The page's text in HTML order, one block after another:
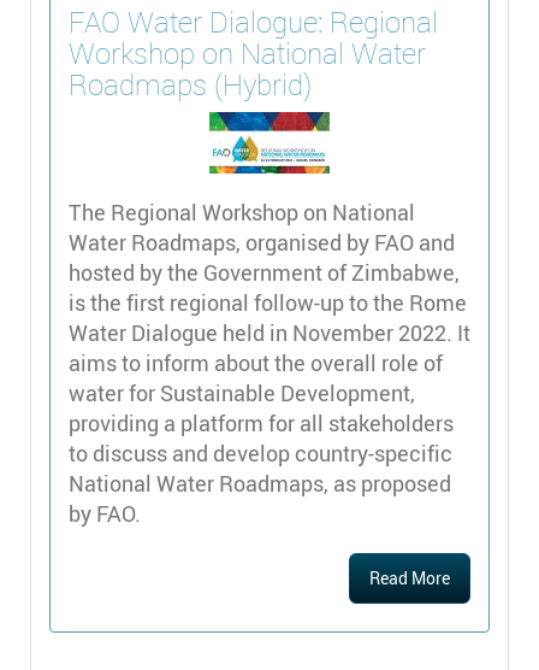
FAO Water Dialogue: Regional
Workshop on National Water
Roadmaps (Hybrid)
The Regional Workshop on National
Water Roadmaps, organised by FAO and
hosted by the Government of Zimbabwe,
is the first regional follow-up to the Rome
Water Dialogue held in November 2022. It
aims to inform about the overall role of
water for Sustainable Development,
providing a platform for all stakeholders
to discuss and develop country-specific
National Water Roadmaps, as proposed
by FAO.
Read More